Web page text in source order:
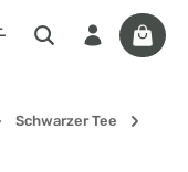
Schwarzer Tee